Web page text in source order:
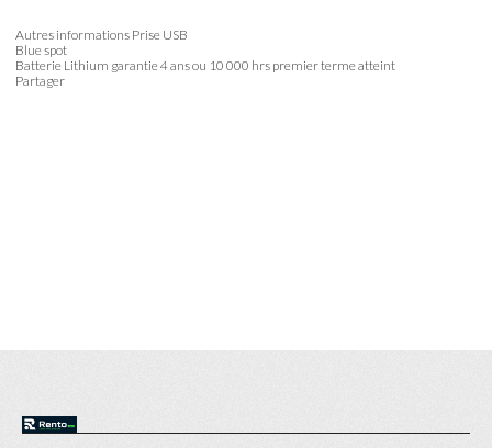
Autres informations Prise USB
Blue spot
Batterie Lithium garantie 4 ans ou 10 000 hrs premier terme atteint
Partager